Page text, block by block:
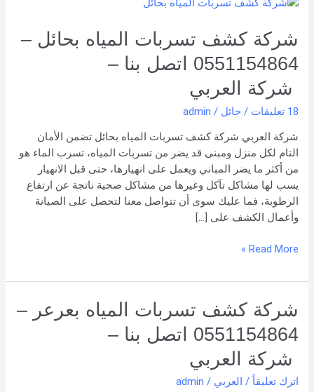
شركة كشف تسربات المياه بحائل –
0551154864 اتصل بنا –
شركة العربي
18 تعليقات / حائل /
admin
شركة العربي شركة كشف تسربات المياه بحائل تضمن الأمان
التام لكل منزل ومبنى قد يضر من تسربات المياه، تسرب الماء هو
من أكثر ما يضر المباني ويعمل على انهيارها، حتى قبل الانهيار
يسب لها مشاكل تآكل وغيرها من مشاكل صحية ناتجة عن ارتفاع
الرطوبة، فما عليك سوى أن تتواصل معنا لتحصل على الصيانة
وأعمال الكشف على […]
تسربات
المياه
بحائل
0551154864
اتصل
بنا –
شركة العربي
Read More »
شركة كشف تسربات المياه بعرعر –
0551154864 اتصل بنا –
شركة العربي
اترك تعليقاً / العربي /
admin
شركة
كشف
تسربات
المياه
بعرعر
–